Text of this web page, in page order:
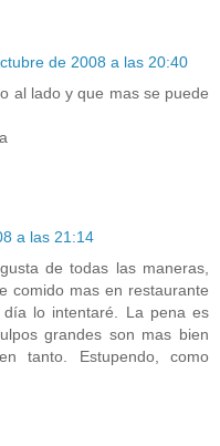
de 2008 a las 20:40
al lado y que mas se puede
a las 21:14
de todas las maneras,
comido mas en restaurante
lo intentaré. La pena es
grandes son mas bien
tanto. Estupendo, como